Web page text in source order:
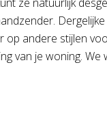
op andere stijlen
van je woning.